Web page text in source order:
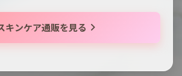
キンケア通販を見る